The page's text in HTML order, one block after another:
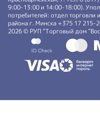
9:00-13:00 и 14:00-18:00).
потребителей: отдел торговли
района г. Минска +375 17
2026 © РУП “Торговый дом